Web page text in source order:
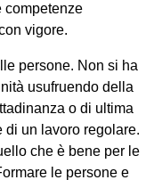
competenze
vigore.
persone. Non si ha
usufruendo della
o di ultima
di un lavoro regolare.
che è bene per le
le persone e